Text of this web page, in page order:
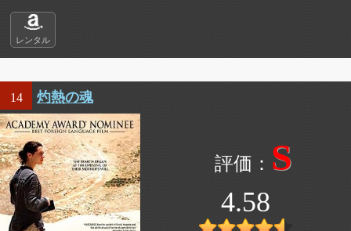
レンタル
14 灼熱の魂
S
4.58